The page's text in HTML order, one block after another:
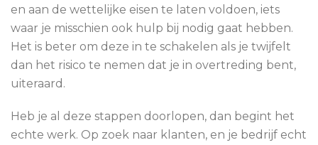
en aan de wettelijke eisen te laten voldoen, iets
waar je misschien ook hulp bij nodig gaat hebben.
Het is beter om deze in te schakelen als je twijfelt
dan het risico te nemen dat je in overtreding bent,
uiteraard.
Heb je al deze stappen doorlopen, dan begint het
echte werk. Op zoek naar klanten, en je bedrijf echt